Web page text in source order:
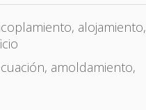
alojamiento,
amoldamiento,